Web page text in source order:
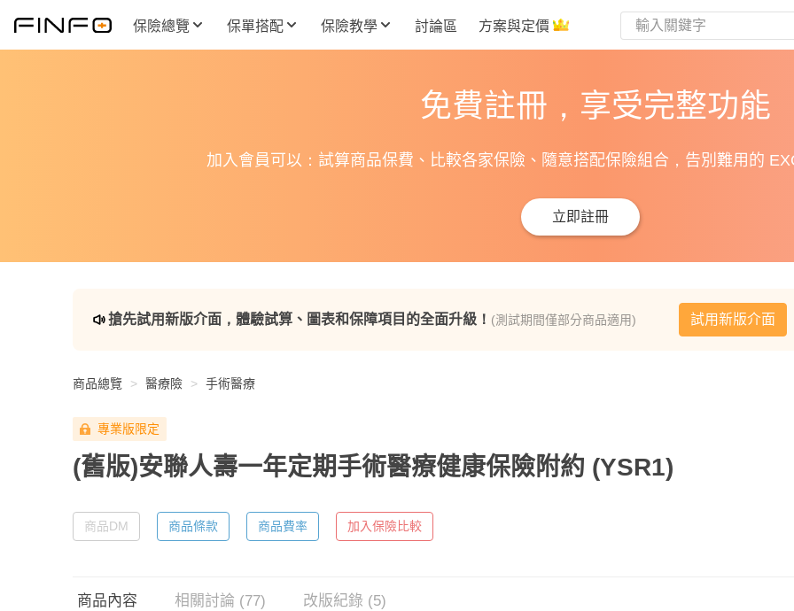
保險總覽 保單搭配 保險教學 討論區 方案與定價
免費註冊，享受完整功能
加入會員可以：試算商品保費、比較各家保險、隨意搭配保險組合，告別難用的
立即註冊
搶先試用新版介面，體驗試算、圖表和保障項目的全面升級！ (測試期間僅部分商品適用) 試用新版介面
商品總覽 醫療險 手術醫療
專業版限定
(舊版)安聯人壽一年定期手術醫療健康保險附約 (YSR1)
商品DM 商品條款 商品費率 加入保險比較
商品內容 相關討論 (77) 改版紀錄 (5)